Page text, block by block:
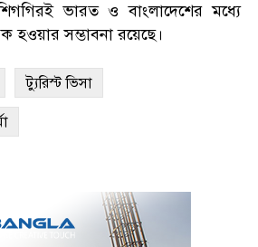
ভারত ও বাংলাদেশের মধ্যে
হওয়ার সম্ভাবনা রয়েছে।
ট্যুরিস্ট ভিসা